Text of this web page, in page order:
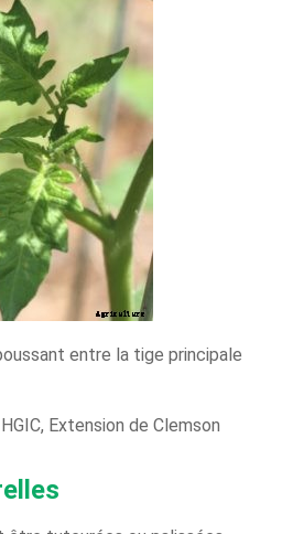
entre la tige principale
Extension de Clemson